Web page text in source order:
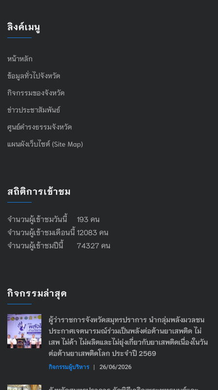
ลิงค์เมนู
หน้าหลัก
ข้อมูลทั่วไปจังหวัด
กิจกรรมของจังหวัด
ข่าวประชาสัมพันธ์
ศูนย์ดำรงธรรมจังหวัด
แผนผังเว็บไซต์ (Site Map)
สถิติการเข้าชม
จำนวนผู้เข้าชมวันนี้ 193 คน
จำนวนผู้เข้าชมเดือนนี้ 12083 คน
จำนวนผู้เข้าชมปีนี้ 74327 คน
กิจกรรมล่าสุด
ผู้ว่าราชการจังหวัดสมุทรปราการ นำกลุ่มพลังมวลชน
ประกาศเจตนารมณ์ร่วมเป็นพลังต่อต้านยาเสพติด ไม่
เสพ ไม่ค้า ไม่ผลิตและไม่ยุ่งเกี่ยวกับยาเสพติดเนื่องในวัน
ต่อต้านยาเสพติดโลก ประจำปี 2569
กิจกรรมผู้บริหาร | 26/06/2026